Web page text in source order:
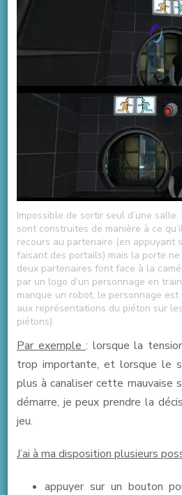
Impossible de sortir seul d’une
sont construites de manière à ce
recours au partenaire (en appuyant
faisant des portails) mais la porte ne
deux partenaires font face à la
par un logo d’un personnage en
manque un robot, le personnage
aux représentations du piéton sur
piétons).
Par exemple: lorsque la
trop importante, et lorsque le
plus à canaliser cette mauvaise
démarre, je peux prendre la
jeu.
J’ai à ma disposition plusieurs
appuyer sur un bouton